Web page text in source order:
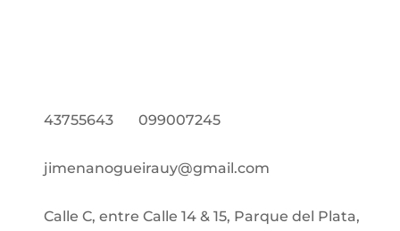
43755643 099007245
jimenanogueirauy@gmail.com
Calle C, entre Calle 14 & 15, Parque del Plata,